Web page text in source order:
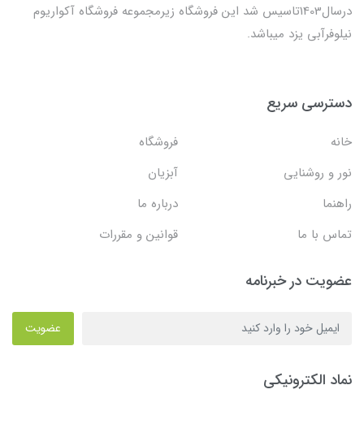
درسال1403تاسیس شد این فروشگاه زیرمجموعه فروشگاه آکواریوم
نیلوفرآبی یزد میباشد.
دسترسی سریع
خانه
فروشگاه
نور و روشنایی
آبزیان
راهنما
درباره ما
تماس با ما
قوانین و مقررات
عضویت در خبرنامه
عضویت
نماد الکترونیکی